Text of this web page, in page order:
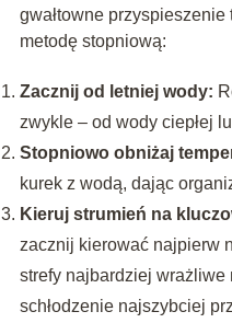
gwałtowne
metodę stopniową:
Zacznij od letniej wody:
zwykle – od wody ciepłej
Stopniowo obniżaj
kurek z wodą, dając
Kieruj strumień na
zacznij kierować najpierw
strefy najbardziej wrażliwe
schłodzenie najszybciej